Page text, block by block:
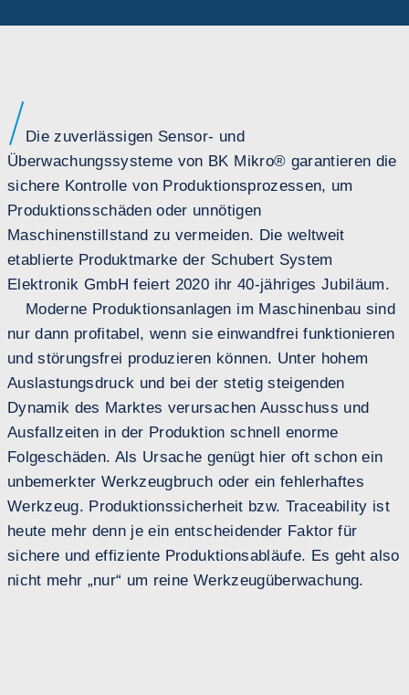
Die zuverlässigen Sensor- und
Überwachungssysteme von BK Mikro® garantieren die
sichere Kontrolle von Produktionsprozessen, um
Produktionsschäden oder unnötigen
Maschinenstillstand zu vermeiden. Die weltweit
etablierte Produktmarke der Schubert System
Elektronik GmbH feiert 2020 ihr 40-jähriges Jubiläum.
Moderne Produktionsanlagen im Maschinenbau sind
nur dann profitabel, wenn sie einwandfrei funktionieren
und störungsfrei produzieren können. Unter hohem
Auslastungsdruck und bei der stetig steigenden
Dynamik des Marktes verursachen Ausschuss und
Ausfallzeiten in der Produktion schnell enorme
Folgeschäden. Als Ursache genügt hier oft schon ein
unbemerkter Werkzeugbruch oder ein fehlerhaftes
Werkzeug. Produktionssicherheit bzw. Traceability ist
heute mehr denn je ein entscheidender Faktor für
sichere und effiziente Produktionsabläufe. Es geht also
nicht mehr „nur“ um reine Werkzeugüberwachung.